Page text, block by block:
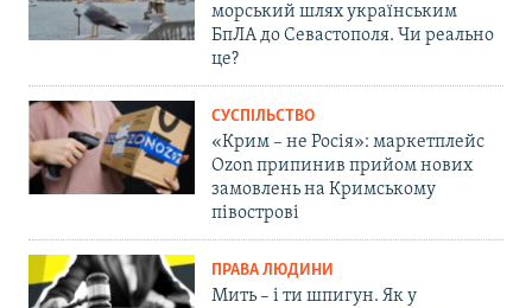
морський шлях українським
БпЛА до Севастополя. Чи реально
це?
СУСПІЛЬСТВО
«Крим – не Росія»: маркетплейс
Ozon припинив прийом нових
замовлень на Кримському
півострові
ПРАВА ЛЮДИНИ
Мить – і ти шпигун. Як у